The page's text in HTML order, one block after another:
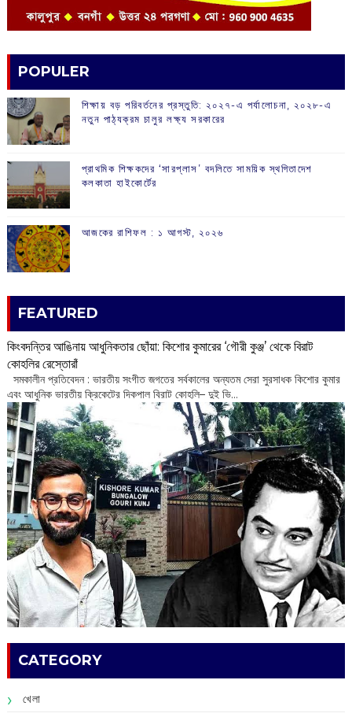
POPULER
শিক্ষায় বড় পরিবর্তনের প্রস্তুতি: ২০২৭-এ পর্যালোচনা, ২০২৮-এ
নতুন পাঠ্যক্রম চালুর লক্ষ্য সরকারের
প্রাথমিক শিক্ষকদের ‘সারপ্লাস’ বদলিতে সাময়িক স্থগিতাদেশ
কলকাতা হাইকোর্টের
আজকের রাশিফল :‌ ‌‌১ আগস্ট, ২০২৬
FEATURED
কিংবদন্তির আঙিনায় আধুনিকতার ছোঁয়া: কিশোর কুমারের ‘গৌরী কুঞ্জ’ থেকে বিরাট
কোহলির রেস্তোরাঁ
‌ সমকালীন প্রতিবেদন : ভারতীয় সংগীত জগতের সর্বকালের অন্যতম সেরা সুরসাধক কিশোর কুমার
এবং আধুনিক ভারতীয় ক্রিকেটের দিকপাল বিরাট কোহলি– ‌দুই ভি...
CATEGORY
খেলা